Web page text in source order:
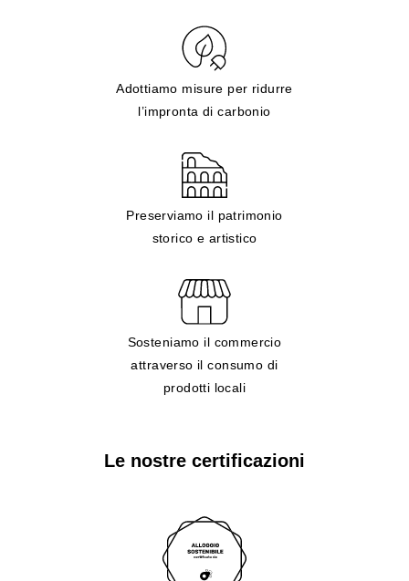
Adottiamo misure per ridurre
l’impronta di carbonio
Preserviamo il patrimonio
storico e artistico
Sosteniamo il commercio
attraverso il consumo di
prodotti locali
Le nostre certificazioni